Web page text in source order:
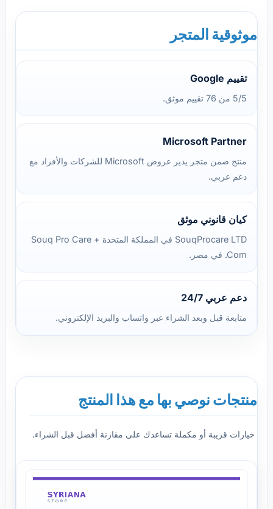
موثوقية المتجر
تقييم Google
5/5 من 76 تقييم موثق.
Microsoft Partner
منتج ضمن متجر يدير عروض Microsoft للشركات والأفراد مع
دعم عربي.
كيان قانوني موثق
SouqProcare LTD في المملكة المتحدة + Souq Pro Care
.Com في مصر.
دعم عربي 24/7
متابعة قبل وبعد الشراء عبر واتساب والبريد الإلكتروني.
منتجات نوصي بها مع هذا المنتج
خيارات قريبة أو مكملة تساعدك على مقارنة أفضل قبل الشراء.